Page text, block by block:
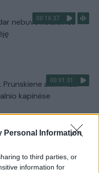
Personal Information
to third parties, or
information for
00:16:37
nebuvo Koalicinės
00:01:31
akimirkas:
kapinėse